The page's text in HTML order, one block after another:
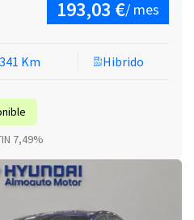
Km Hibrido
7,49%
193,03 €/ mes